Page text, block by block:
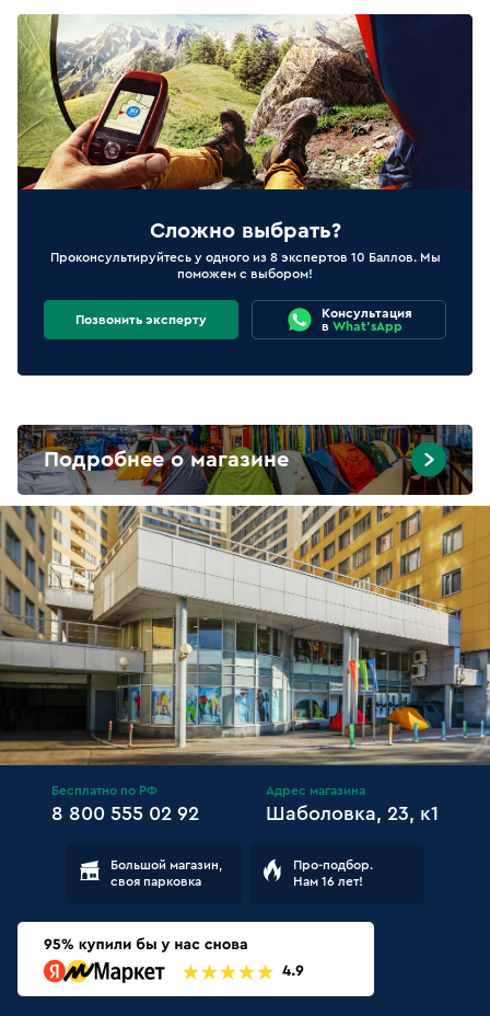
Сложно выбрать?
Проконсультируйтесь у одного из 8 экспертов 10 Баллов. Мы
поможем с выбором!
Позвонить эксперту
Консультация
в What'sApp
Подробнее о магазине
Бесплатно по РФ
8 800 555 02 92
Адрес магазина
Шаболовка, 23, к1
Большой магазин,
своя парковка
Про-подбор.
Нам 16 лет!